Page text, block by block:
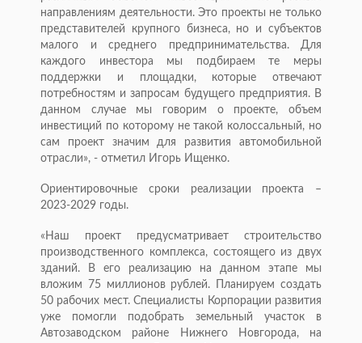
направлениям деятельности. Это проекты не только
представителей крупного бизнеса, но и субъектов
малого и среднего предпринимательства. Для
каждого инвестора мы подбираем те меры
поддержки и площадки, которые отвечают
потребностям и запросам будущего предприятия. В
данном случае мы говорим о проекте, объем
инвестиций по которому не такой колоссальный, но
сам проект значим для развития автомобильной
отрасли», - отметил Игорь Ищенко.
Ориентировочные сроки реализации проекта –
2023-2029 годы.
«Наш проект предусматривает строительство
производственного комплекса, состоящего из двух
зданий. В его реализацию на данном этапе мы
вложим 75 миллионов рублей. Планируем создать
50 рабочих мест. Специалисты Корпорации развития
уже помогли подобрать земельный участок в
Автозаводском районе Нижнего Новгорода, на